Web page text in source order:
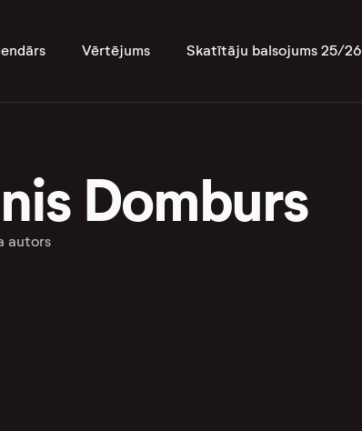
Vērtējums Skatītāju balsojums 25/26
Domburs
autors